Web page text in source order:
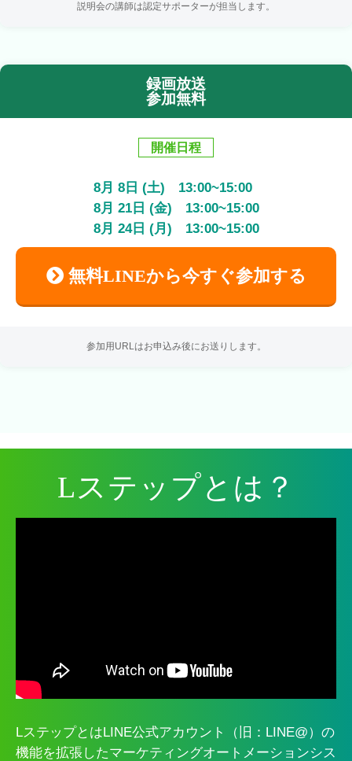
説明会の講師は認定サポーターが担当します。
録画放送
参加無料
開催日程
8月 8日 (土) 13:00~15:00
8月 21日 (金) 13:00~15:00
8月 24日 (月) 13:00~15:00
無料LINEから今すぐ参加する
参加用URLはお申込み後にお送りします。
Lステップとは？
LステップとはLINE公式アカウント（旧：LINE@）の
機能を拡張したマーケティングオートメーションシス